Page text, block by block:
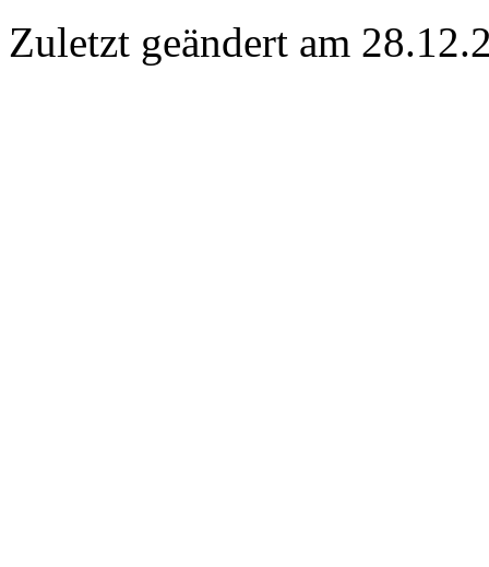
Zuletzt geändert am